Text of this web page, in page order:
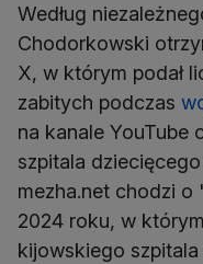
Według
Chodorkowski
X, w którym podał
zabitych podczas
na kanale YouTube
szpitala
mezha.net chodzi
2024 roku, w
kijowskiego